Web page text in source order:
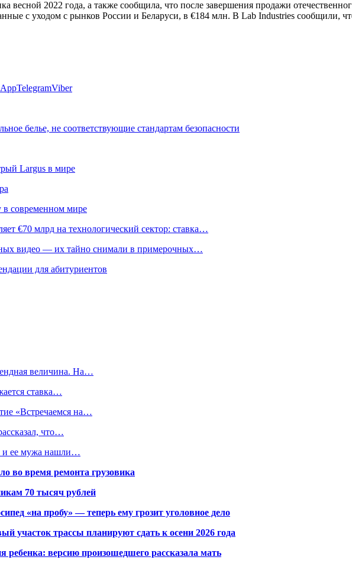
весной 2022 года, а также сообщила, что после завершения продажи
с уходом с рынков России и Беларуси, в €184 млн. В Lab Industries сообщили,
TelegramViber
белье, не соответствующие стандартам безопасности
Largus в мире
современном мире
€70 млрд на технологический сектор: ставка…
видео — их тайно снимали в примерочных…
для абитуриентов
величина. На…
ставка…
«Встречаемся на…
что…
и ее мужа нашли…
во время ремонта грузовика
70 тысяч рублей
«на пробу» — теперь ему грозит уголовное дело
участок трассы планируют сдать к осени 2026 года
версию произошедшего рассказала мать